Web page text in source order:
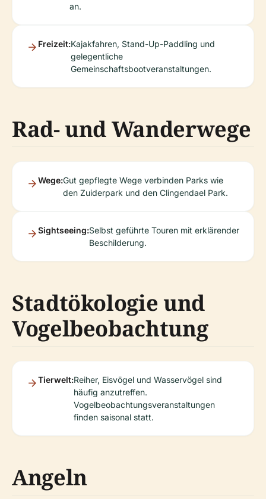
an.
Freizeit:Kajakfahren, Stand-Up-Paddling und
gelegentliche
Gemeinschaftsbootveranstaltungen.
Rad- und Wanderwege
Wege:Gut gepflegte Wege verbinden Parks wie
den Zuiderpark und den Clingendael Park.
Sightseeing:Selbst geführte Touren mit erklärender
Beschilderung.
Stadtökologie und
Vogelbeobachtung
Tierwelt:Reiher, Eisvögel und Wasservögel sind
häufig anzutreffen.
Vogelbeobachtungsveranstaltungen
finden saisonal statt.
Angeln